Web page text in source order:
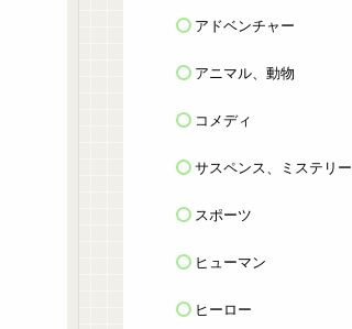
アドベンチャー
アニマル、動物
コメディ
サスペンス、ミステリー
スポーツ
ヒューマン
ヒーロー